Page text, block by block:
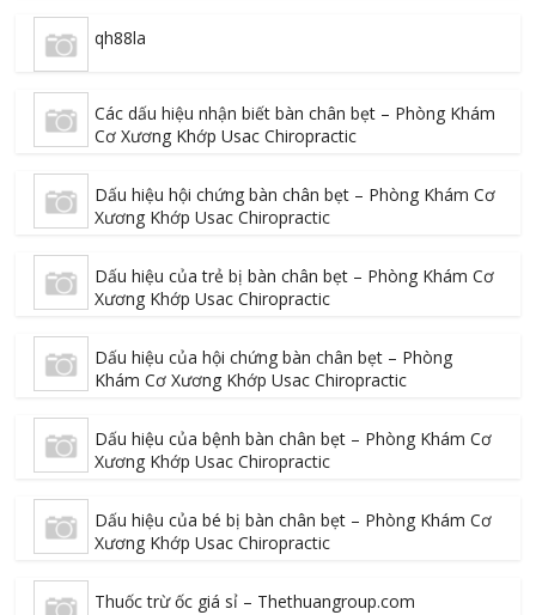
qh88la
Các dấu hiệu nhận biết bàn chân bẹt – Phòng Khám
Cơ Xương Khớp Usac Chiropractic
Dấu hiệu hội chứng bàn chân bẹt – Phòng Khám Cơ
Xương Khớp Usac Chiropractic
Dấu hiệu của trẻ bị bàn chân bẹt – Phòng Khám Cơ
Xương Khớp Usac Chiropractic
Dấu hiệu của hội chứng bàn chân bẹt – Phòng
Khám Cơ Xương Khớp Usac Chiropractic
Dấu hiệu của bệnh bàn chân bẹt – Phòng Khám Cơ
Xương Khớp Usac Chiropractic
Dấu hiệu của bé bị bàn chân bẹt – Phòng Khám Cơ
Xương Khớp Usac Chiropractic
Thuốc trừ ốc giá sỉ – Thethuangroup.com